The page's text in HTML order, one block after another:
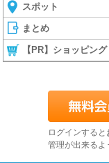
スポット
まとめ
【PR】ショッピング
ログインする
管理が出来るよ